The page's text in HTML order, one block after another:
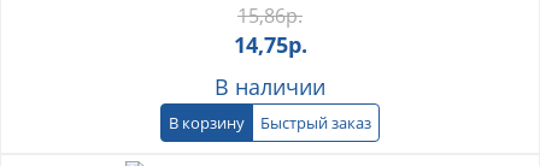
15,86р.
14,75р.
В наличии
В корзину Быстрый заказ